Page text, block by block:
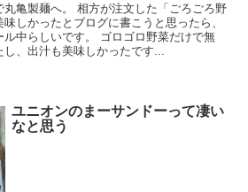
丸亀製麺へ。 相方が注文した「ごろごろ野
しかったとブログに書こうと思ったら、
ル中らしいです。 ゴロゴロ野菜だけで無
、出汁も美味しかったです...
ユニオンのまーサンドーって凄い
なと思う